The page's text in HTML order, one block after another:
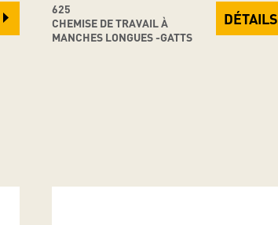
625
CHEMISE DE TRAVAIL À
MANCHES LONGUES -GATTS
DÉTAILS